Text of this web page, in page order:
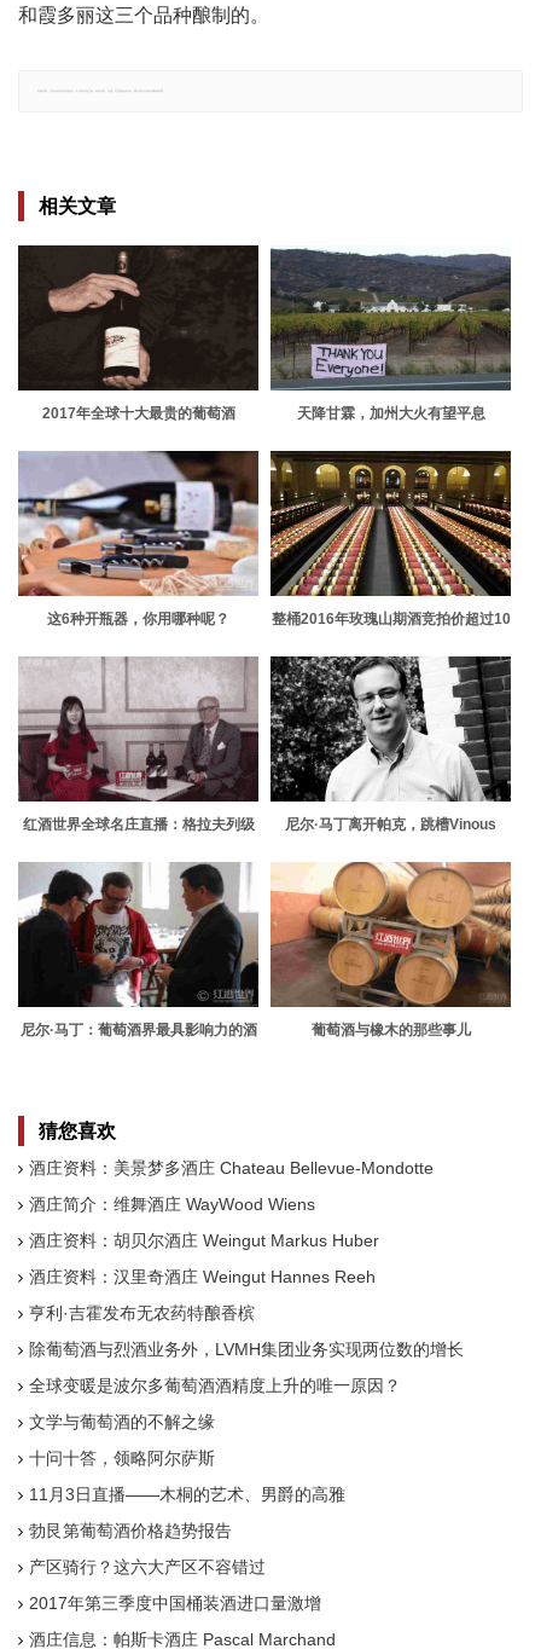
和霞多丽这三个品种酿制的。
相关文章
2017年全球十大最贵的葡萄酒 天降甘霖，加州大火有望平息
这6种开瓶器，你用哪种呢？
整桶2016年玫瑰山期酒竞拍价超过10
红酒世界全球名庄直播：格拉夫列级
尼尔·马丁离开帕克，跳槽Vinous
尼尔·马丁：葡萄酒界最具影响力的酒
葡萄酒与橡木的那些事儿
猜您喜欢
酒庄资料：美景梦多酒庄 Chateau Bellevue-Mondotte
酒庄简介：维舞酒庄 WayWood Wiens
酒庄资料：胡贝尔酒庄 Weingut Markus Huber
酒庄资料：汉里奇酒庄 Weingut Hannes Reeh
亨利·吉霍发布无农药特酿香槟
除葡萄酒与烈酒业务外，LVMH集团业务实现两位数的增长
全球变暖是波尔多葡萄酒酒精度上升的唯一原因？
文学与葡萄酒的不解之缘
十问十答，领略阿尔萨斯
11月3日直播——木桐的艺术、男爵的高雅
勃艮第葡萄酒价格趋势报告
产区骑行？这六大产区不容错过
2017年第三季度中国桶装酒进口量激增
酒庄信息：帕斯卡酒庄 Pascal Marchand